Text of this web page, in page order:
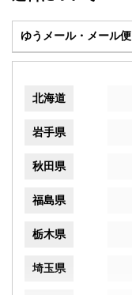
ゆうメール・メール便
北海道
岩手県
秋田県
福島県
栃木県
埼玉県